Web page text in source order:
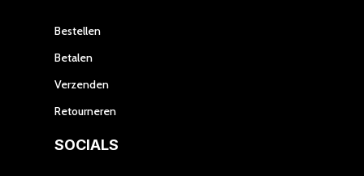
Bestellen
Betalen
Verzenden
Retourneren
SOCIALS